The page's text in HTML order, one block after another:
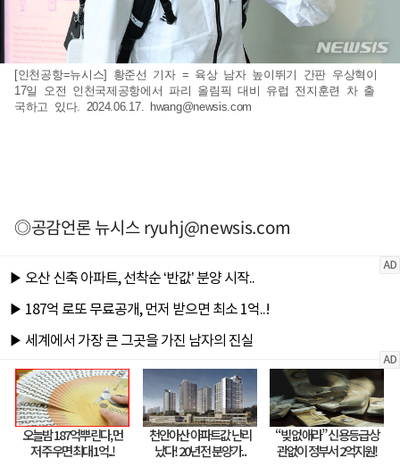
[인천공항=뉴시스] 황준선 기자 = 육상 남자 높이뛰기 간판 우상혁이
17일 오전 인천국제공항에서 파리 올림픽 대비 유럽 전지훈련 차 출
국하고 있다. 2024.06.17. hwang@newsis.com
◎공감언론 뉴시스ryuhj@newsis.com